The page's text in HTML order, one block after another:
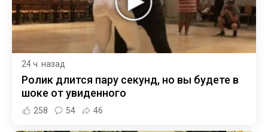
24 ч. назад
Ролик длится пару секунд, но вы будете в
шоке от увиденного
258 54 46